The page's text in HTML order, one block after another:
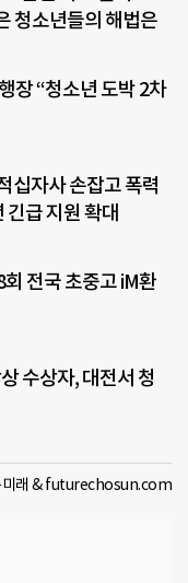
청소년들의 해법은
장 “청소년 도박 2차
십자사 손잡고 폭력
급 지원 확대
회 전국 초중고 iM환
수상자, 대전서 청
래 & futurechosun.com